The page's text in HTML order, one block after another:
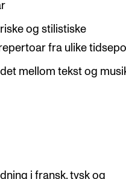
og stilistiske
fra ulike
mellom tekst og
i fransk, tysk og